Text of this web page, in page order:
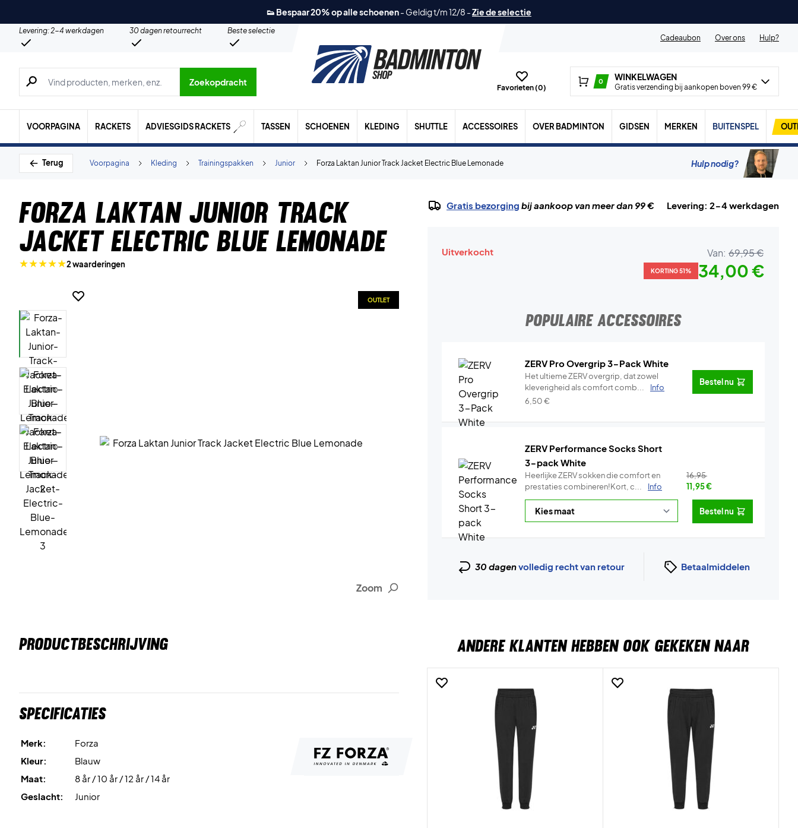
👟 Bespaar 20% op alle schoenen- Geldig t/m 12/8 -Zie de selectie
Levering: 2-4 werkdagen 30 dagen retourrecht
Beste selectie
Cadeaubon
Over ons Hulp?
Zoeken naar producten, merken etc.
Zoekopdracht
Favorieten (0)
0 WINKELWAGEN
Gratis verzending bij aankopen boven 99 €
VOORPAGINA RACKETS ADVIESGIDS RACKETS TASSEN SCHOENEN KLEDING SHUTTLE ACCESSOIRES OVER BADMINTON GIDSEN MERKEN BUITENSPEL
Terug Forza Laktan Junior Track Jacket Electric Blue Lemonade
Junior
Trainingspakken
Kleding
Voorpagina Hulp nodig?
Forza Laktan Junior Track
Jacket Electric Blue Lemonade
2 waarderingen
Zoom
OUTLET
PRODUCTBESCHRIJVING
Specificaties
Merk:
Forza
Kleur:
Blauw
Maat:
8 år / 10 år / 12 år / 14 år
Geslacht:
Junior
Gratis bezorging bij aankoop van meer dan 99 € Levering: 2-4 werkdagen
Uitverkocht Van: 69,95 €
KORTING 51% 34,00 €
POPULAIRE ACCESSOIRES
ZERV Pro Overgrip 3-Pack White
Het ultieme ZERV overgrip, dat zowel
kleverigheid als comfort comb...
Info
6,50€
Bestel nu
ZERV Performance Socks Short
3-pack White
Heerlijke ZERV sokken die comfort en
prestaties combineren!Kort, c...
Info
16,95
11,95€
Bestel nu
30 dagenvolledig recht van retour Betaalmiddelen
ANDERE KLANTEN HEBBEN OOK GEKEKEN NAAR